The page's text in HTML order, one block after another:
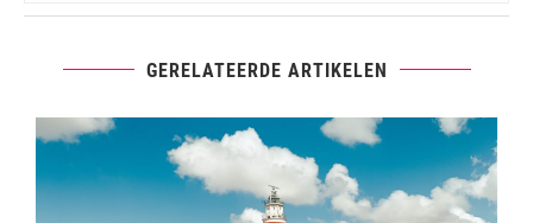
GERELATEERDE ARTIKELEN